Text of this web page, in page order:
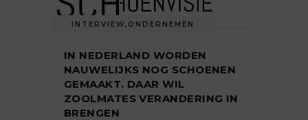
INTERVIEW, ONDERNEMEN
IN NEDERLAND WORDEN
NAUWELIJKS NOG SCHOENEN
GEMAAKT. DAAR WIL
ZOOLMATES VERANDERING IN
BRENGEN